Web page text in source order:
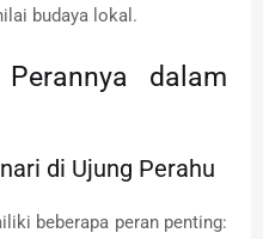
budaya lokal.
dalam
di Ujung Perahu
beberapa peran penting: